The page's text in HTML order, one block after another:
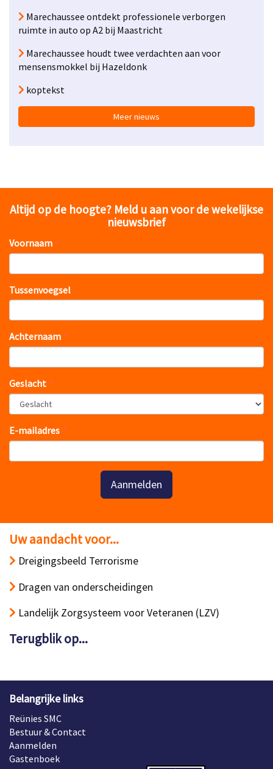
Marechaussee ontdekt professionele verborgen
ruimte in auto op A2 bij Maastricht
Marechaussee houdt twee verdachten aan voor
mensensmokkel bij Hazeldonk
koptekst
Meer nieuws
Altijd op de hoogte? Meld u aan voor de wekelijkse
nieuwsbrief
Voornaam
Tussenvoegsel
Achternaam
Geslacht
E-mailadres
Aanmelden
Uw aandacht voor...
Dreigingsbeeld Terrorisme
Dragen van onderscheidingen
Landelijk Zorgsysteem voor Veteranen (LZV)
Terugblik op...
Belangrijke links
Reünies SMC
Bestuur & Contact
Aanmelden
Gastenboek